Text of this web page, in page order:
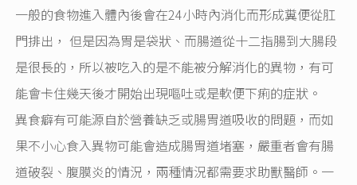
一般的食物進入體內後會在24小時內消化而形成糞便從肛
門排出， 但是因為胃是袋狀、而腸道從十二指腸到大腸段
是很長的，所以被吃入的是不能被分解消化的異物，有可
能會卡住幾天後才開始出現嘔吐或是軟便下痢的症狀。
異食癖有可能源自於營養缺乏或腸胃道吸收的問題，而如
果不小心食入異物可能會造成腸胃道堵塞，嚴重者會有腸
道破裂、腹膜炎的情況，兩種情況都需要求助獸醫師。一